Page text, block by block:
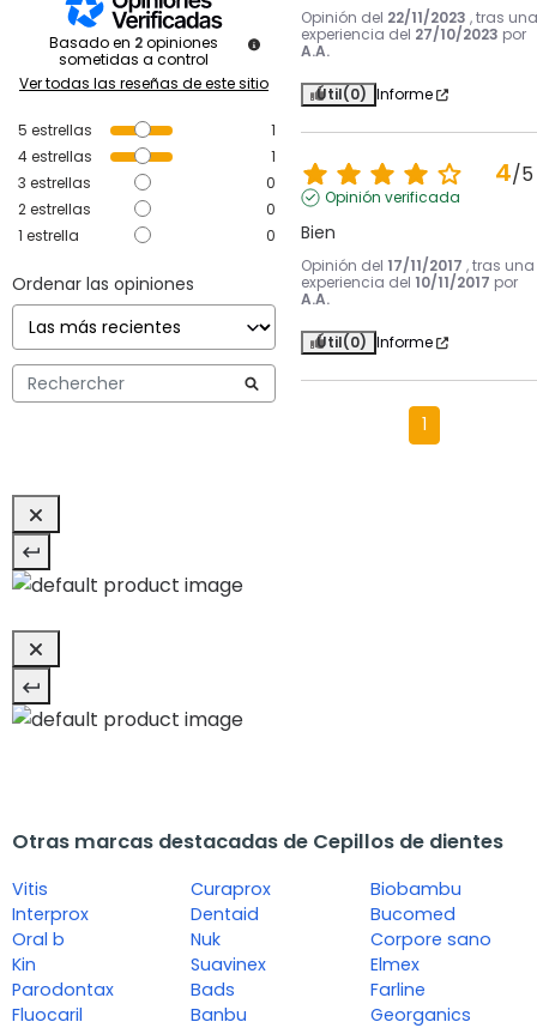
Basado en 2 opiniones
sometidas a control
Ver todas las reseñas de este sitio
5 estrellas
1
4estrellas
1
3 estrellas
0
2estrellas
0
1 estrella 0
Ordenar las opiniones
Opinión del 22/11/2023 , tras una
experiencia del 27/10/2023 por
A.A.
Útil(0) Informe
4/5
Opinión verificada
Bien
Opinión del 17/11/2017 , tras una
experiencia del 10/11/2017 por
A.A.
Útil(0) Informe
1
Otras marcas destacadas de Cepillos de dientes
Vitis
Interprox
Oral b
Kin
Parodontax
Fluocaril
Curaprox
Dentaid
Nuk
Suavinex
Bads
Banbu
Biobambu
Bucomed
Corpore sano
Elmex
Farline
Georganics